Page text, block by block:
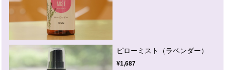
ピローミスト（ラベンダー）
¥1,687